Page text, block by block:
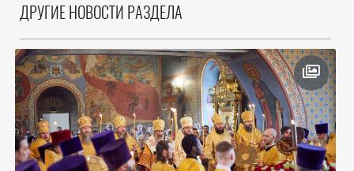
ДРУГИЕ НОВОСТИ РАЗДЕЛА